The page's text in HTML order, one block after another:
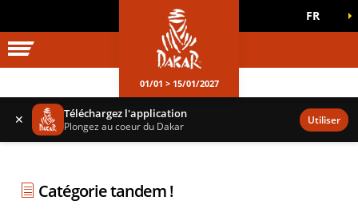
DAKAR
OFFICIELS FR
01/01 > 15/01/2027
✕ Téléchargez l'application
Plongez au coeur du Dakar Utiliser
Catégorie tandem !